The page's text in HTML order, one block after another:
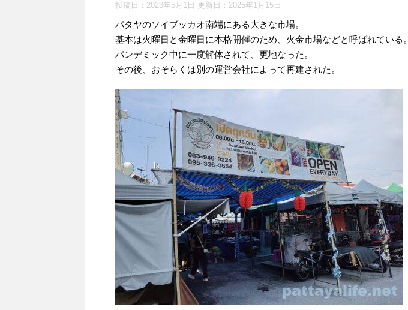
投稿日：2023年5月1日 更新日： 2025年1月15日
パタヤのソイブッカオ南端にある大きな市場。
基本は火曜日と金曜日に本格開催のため、火金市場などと呼ばれている。
パンデミック中に一度解体されて、更地なった。
その後、おそらくは別の運営会社によって再建された。